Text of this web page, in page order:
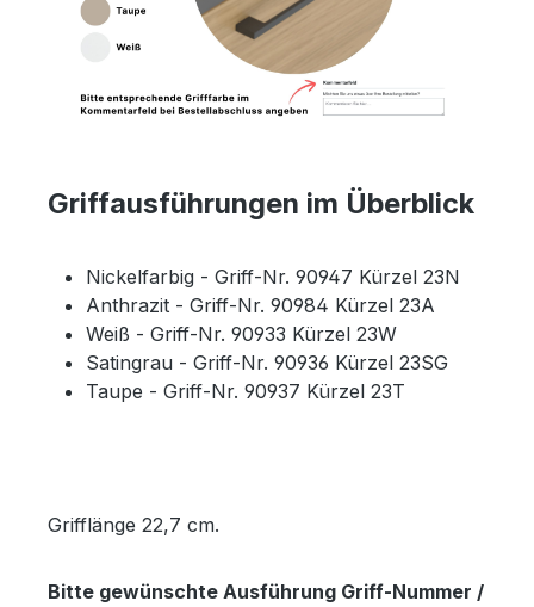
Griffausführungen im Überblick
Nickelfarbig - Griff-Nr. 90947 Kürzel 23N
Anthrazit - Griff-Nr. 90984 Kürzel 23A
Weiß - Griff-Nr. 90933 Kürzel 23W
Satingrau - Griff-Nr. 90936 Kürzel 23SG
Taupe - Griff-Nr. 90937 Kürzel 23T
Grifflänge 22,7 cm.
Bitte gewünschte Ausführung Griff-Nummer /